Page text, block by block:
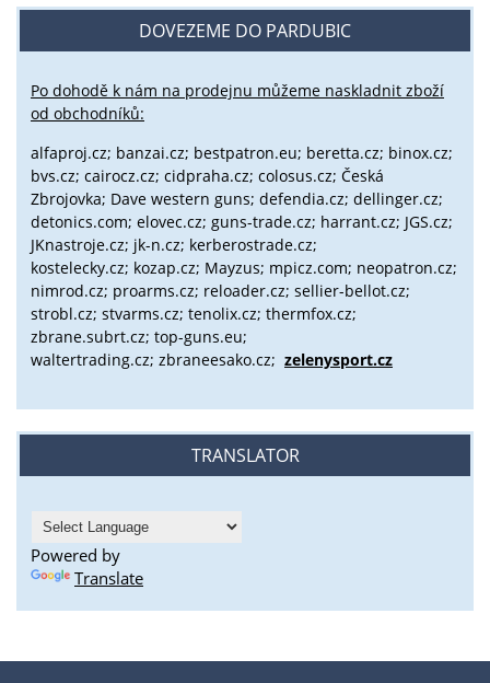
DOVEZEME DO PARDUBIC
Po dohodě k nám na prodejnu můžeme naskladnit zboží
od obchodníků:
alfaproj.cz; banzai.cz; bestpatron.eu; beretta.cz; binox.cz;
bvs.cz; cairocz.cz; cidpraha.cz; colosus.cz; Česká
Zbrojovka; Dave western guns; defendia.cz; dellinger.cz;
detonics.com; elovec.cz; guns-trade.cz; harrant.cz; JGS.cz;
JKnastroje.cz; jk-n.cz; kerberostrade.cz;
kostelecky.cz; kozap.cz; Mayzus; mpicz.com; neopatron.cz;
nimrod.cz; proarms.cz; reloader.cz; sellier-bellot.cz;
strobl.cz; stvarms.cz; tenolix.cz; thermfox.cz;
zbrane.subrt.cz; top-guns.eu;
waltertrading.cz; zbraneesako.cz; zelenysport.cz
TRANSLATOR
Powered by
Translate